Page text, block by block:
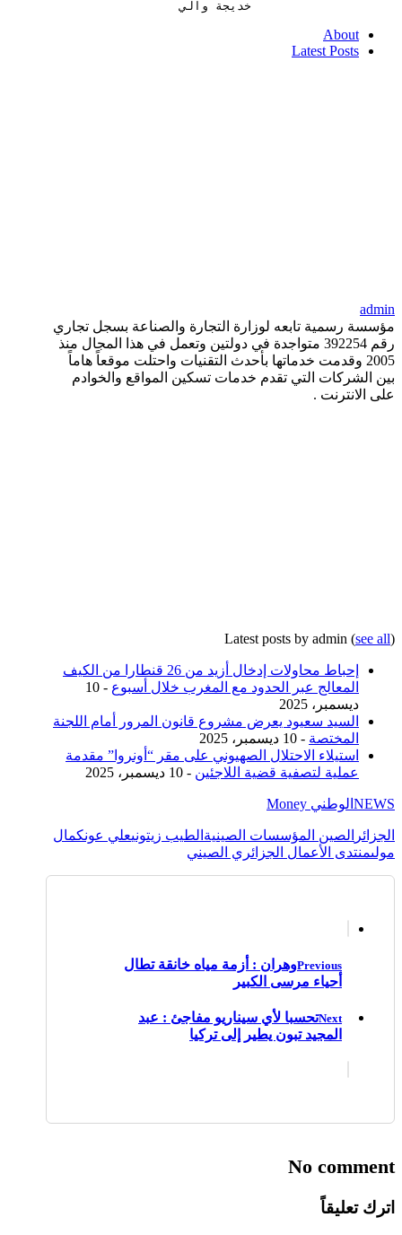
                    خديجة والي
About
Latest Posts
admin
مؤسسة رسمية تابعه لوزارة التجارة والصناعة بسجل تجاري
رقم 392254 متواجدة في دولتين وتعمل في هذا المجال منذ
2005 وقدمت خدماتها بأحدث التقنيات واحتلت موقعاً هاماً
بين الشركات التي تقدم خدمات تسكين المواقع والخوادم
على الانترنت .
Latest posts by admin (see all)
إحباط محاولات إدخال أزيد من 26 قنطارا من الكيف
المعالج عبر الحدود مع المغرب خلال أسبوع
- 10
ديسمبر، 2025
السيد سعيود يعرض مشروع قانون المرور أمام اللجنة
المختصة - 10 ديسمبر، 2025
استيلاء الاحتلال الصهيوني على مقر “أونروا” مقدمة
عملية لتصفية قضية اللاجئين - 10 ديسمبر، 2025
NEWS الوطني Money
الجزائر الصين المؤسسات الصينية الطيب زيتونيعلي عونكمال
مولىمنتدى الأعمال الجزائري الصيني
Previousوهران : أزمة مياه خانقة تطال
أحياء مرسى الكبير
Nextتحسبا لأي سيناريو مفاجئ : عبد
المجيد تبون يطير إلى تركيا
No comment
اترك تعليقاً